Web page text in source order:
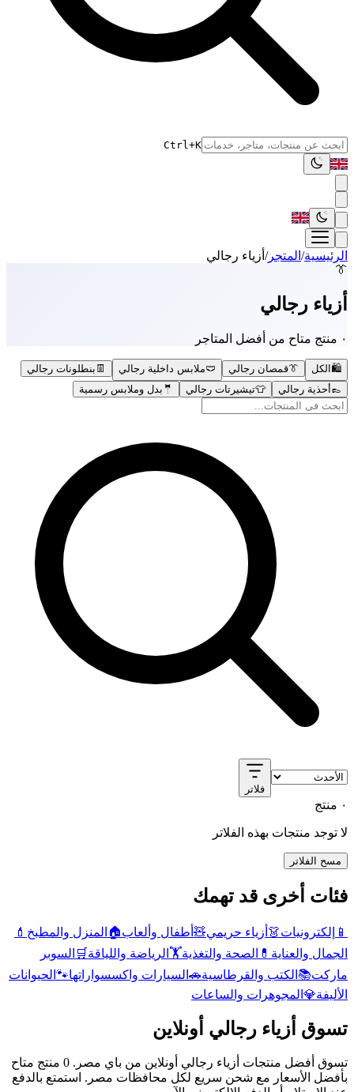
Ctrl+K
الرئيسية/ المتجر/ أزياء رجالي
👔
أزياء رجالي
٠ منتج متاح من أفضل المتاجر
🛍️ الكل 👔قمصان رجالي 🩲ملابس داخلية رجالي 👖 بنطلونات رجالي
👞 أحذية رجالي 👕تيشيرتات رجالي 🤵 بدل وملابس رسمية
فلاتر
٠ منتج
لا توجد منتجات بهذه الفلاتر
مسح الفلاتر
فئات أخرى قد تهمك
📱 إلكترونيات👗 أزياء حريمي🧸 أطفال وألعاب🏠 المنزل والمطبخ 💄
الجمال والعناية 💊 الصحة والتغذية🏋️ الرياضة واللياقة 🛒 السوبر
ماركت📚 الكتب والقرطاسية🚗 السيارات واكسسواراتها🐾 الحيوانات
الأليفة💎 المجوهرات والساعات
تسوق أزياء رجالي أونلاين
تسوق أفضل منتجات أزياء رجالي أونلاين من باي مصر. 0 منتج متاح
بأفضل الأسعار مع شحن سريع لكل محافظات مصر. استمتع بالدفع